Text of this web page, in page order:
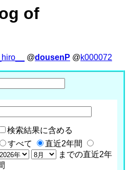
of
@dousenP @k000072
検索結果に含める
すべて
直近2年間
までの直近2年